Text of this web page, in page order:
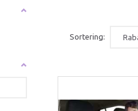
Sortering: